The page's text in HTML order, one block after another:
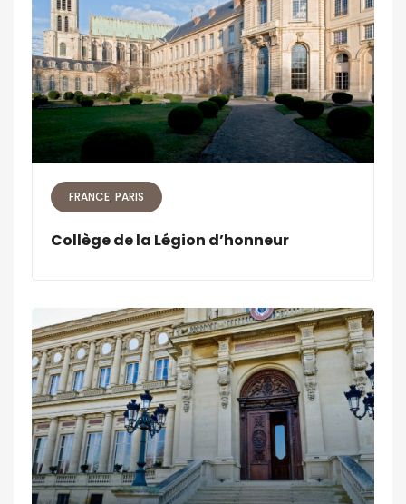
FRANCE PARIS
Collège de la Légion d’honneur